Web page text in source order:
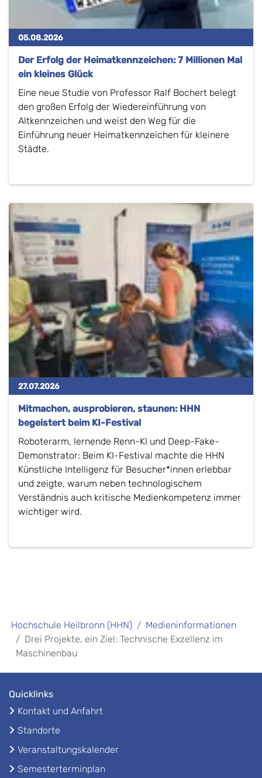
05.08.2026
Der Erfolg der Heimatkennzeichen: 7 Millionen Mal
ein kleines Glück
Eine neue Studie von Professor Ralf Bochert belegt
den großen Erfolg der Wiedereinführung von
Altkennzeichen und weist den Weg für die
Einführung neuer Heimatkennzeichen für kleinere
Städte.
27.07.2026
Mitmachen, ausprobieren, staunen: HHN
begeistert beim KI-Festival
Roboterarm, lernende Renn-KI und Deep-Fake-
Demonstrator: Beim KI-Festival machte die HHN
Künstliche Intelligenz für Besucher*innen erlebbar
und zeigte, warum neben technologischem
Verständnis auch kritische Medienkompetenz immer
wichtiger wird.
Hochschule Heilbronn (HHN)
Medieninformationen
Drei Projekte, ein Ziel: Technische Exzellenz im
Maschinenbau
Quicklinks
Kontakt und Anfahrt
Standorte
Veranstaltungskalender
Semesterterminplan